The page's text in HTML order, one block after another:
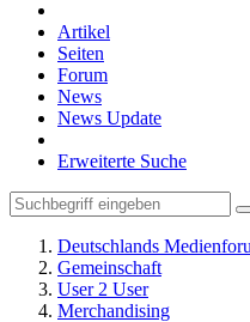
Artikel
Seiten
Forum
News
News Update
Erweiterte Suche
Deutschlands
Gemeinschaft
User 2 User
Merchandising